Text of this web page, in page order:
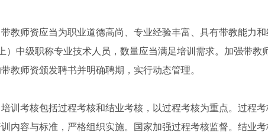
师资应当为职业道德高尚、专业经验丰富、具有带教能力和
）中级职称专业技术人员，数量应当满足培训需求。加强带教
教师资颁发聘书并明确聘期，实行动态管理。
考核包括过程考核和结业考核，以过程考核为重点。过程考
内容与标准，严格组织实施。国家加强过程考核监督。结业